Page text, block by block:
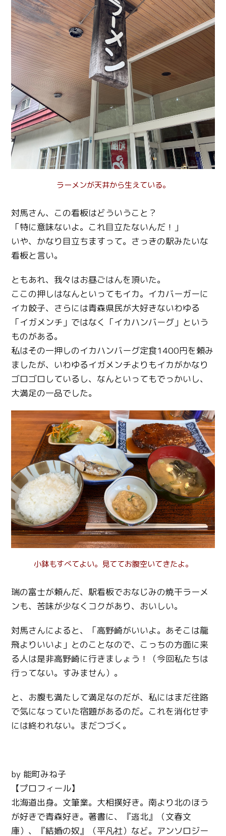
ラーメンが天井から生えている。
対馬さん、この看板はどういうこと？
「特に意味ないよ。これ目立たないんだ！」
いや、かなり目立ちますって。さっきの駅みたいな
看板と言い。
ともあれ、我々はお昼ごはんを頂いた。
ここの押しはなんといってもイカ。イカバーガーに
イカ餃子、さらには青森県民が大好きないわゆる
「イガメンチ」ではなく「イカハンバーグ」という
ものがある。
私はその一押しのイカハンバーグ定食1400円を頼み
ましたが、いわゆるイガメンチよりもイカがかなり
ゴロゴロしているし、なんといってもでっかいし、
大満足の一品でした。
小鉢もすべてよい。見ててお腹空いてきたよ。
瑞の富士が頼んだ、駅看板でおなじみの焼干ラーメ
ンも、苦味が少なくコクがあり、おいしい。
対馬さんによると、「高野崎がいいよ。あそこは龍
飛よりいいよ」とのことなので、こっちの方面に来
る人は是非高野崎に行きましょう！（今回私たちは
行ってない。すみません）。
と、お腹も満たして満足なのだが、私にはまだ往路
で気になっていた宿題があるのだ。これを消化せず
には終われない。まだつづく。
by 能町みね子
【プロフィール】
北海道出身。文筆業。大相撲好き。南より北のほう
が好きで青森好き。著書に、『逃北』（文春文
庫）、『結婚の奴』（平凡社）など。アンソロジー